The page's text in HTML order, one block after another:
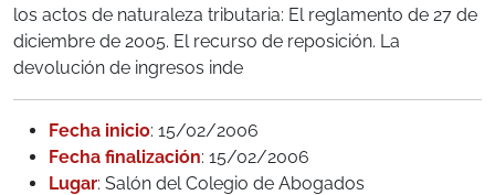
los actos de naturaleza tributaria: El reglamento de 27 de
diciembre de 2005. El recurso de reposición. La
devolución de ingresos inde
Fecha inicio: 15/02/2006
Fecha finalización: 15/02/2006
Lugar: Salón del Colegio de Abogados